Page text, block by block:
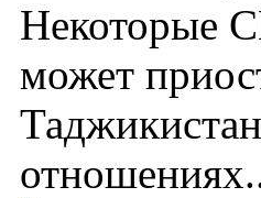
Некоторые
может